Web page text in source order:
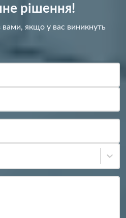
рішення!
вами, якщо у вас виникнуть